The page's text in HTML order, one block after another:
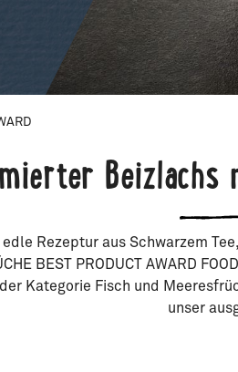
Beizlachs
edle Rezeptur aus Schwarzem
BEST PRODUCT AWARD
Kategorie Fisch und
unser